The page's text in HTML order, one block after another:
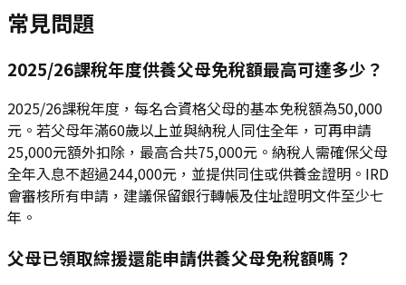
常見問題
2025/26課稅年度供養父母免稅額最高可達多少？
2025/26課稅年度，每名合資格父母的基本免稅額為50,000
元。若父母年滿60歲以上並與納稅人同住全年，可再申請
25,000元額外扣除，最高合共75,000元。納稅人需確保父母
全年入息不超過244,000元，並提供同住或供養金證明。IRD
會審核所有申請，建議保留銀行轉帳及住址證明文件至少七
年。
父母已領取綜援還能申請供養父母免稅額嗎？